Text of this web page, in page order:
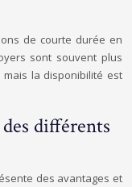
de courte durée en
sont souvent plus
la disponibilité est
différents
des avantages et